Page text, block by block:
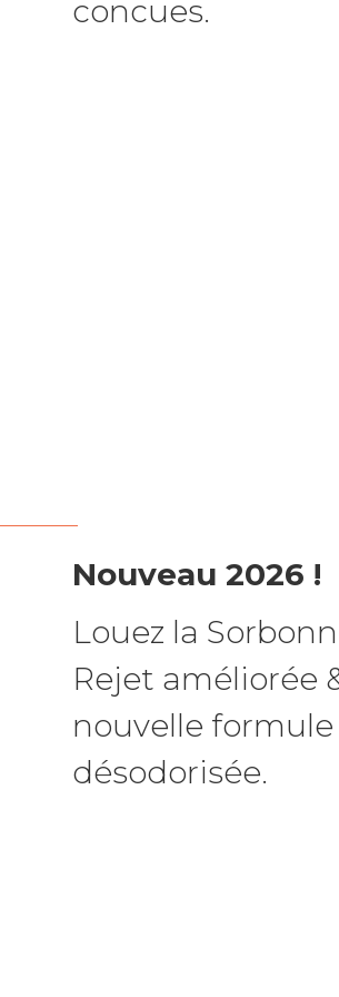
concues.
Nouveau 2026 !
Louez la
Rejet améliorée
nouvelle formule
désodorisée.